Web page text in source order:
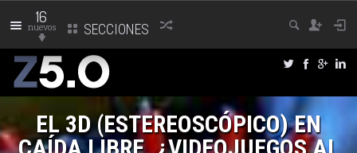
16
nuevos SECCIONES
EL 3D (ESTEREOSCÓPICO) EN